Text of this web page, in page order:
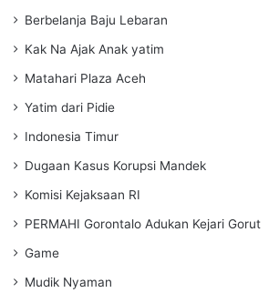
Berbelanja Baju Lebaran
Kak Na Ajak Anak yatim
Matahari Plaza Aceh
Yatim dari Pidie
Indonesia Timur
Dugaan Kasus Korupsi Mandek
Komisi Kejaksaan RI
PERMAHI Gorontalo Adukan Kejari Gorut
Game
Mudik Nyaman